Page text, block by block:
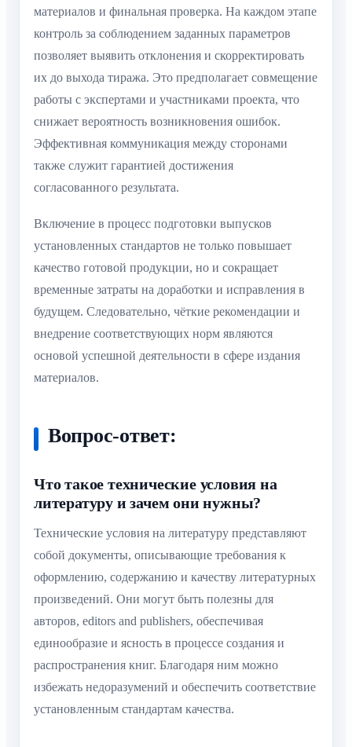
материалов и финальная проверка. На каждом этапе
контроль за соблюдением заданных параметров
позволяет выявить отклонения и скорректировать
их до выхода тиража. Это предполагает совмещение
работы с экспертами и участниками проекта, что
снижает вероятность возникновения ошибок.
Эффективная коммуникация между сторонами
также служит гарантией достижения
согласованного результата.
Включение в процесс подготовки выпусков
установленных стандартов не только повышает
качество готовой продукции, но и сокращает
временные затраты на доработки и исправления в
будущем. Следовательно, чёткие рекомендации и
внедрение соответствующих норм являются
основой успешной деятельности в сфере издания
материалов.
Вопрос-ответ:
Что такое технические условия на
литературу и зачем они нужны?
Технические условия на литературу представляют
собой документы, описывающие требования к
оформлению, содержанию и качеству литературных
произведений. Они могут быть полезны для
авторов, editors and publishers, обеспечивая
единообразие и ясность в процессе создания и
распространения книг. Благодаря ним можно
избежать недоразумений и обеспечить соответствие
установленным стандартам качества.